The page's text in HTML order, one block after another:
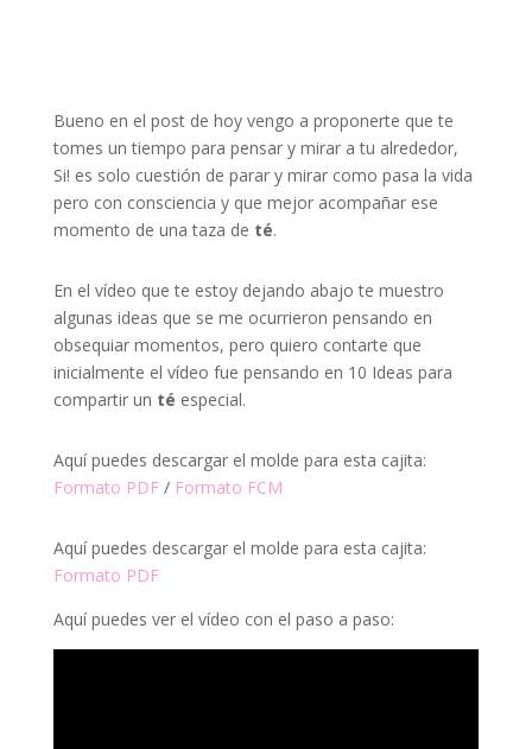
Bueno en el post de hoy vengo a proponerte que te
tomes un tiempo para pensar y mirar a tu alrededor,
Si! es solo cuestión de parar y mirar como pasa la vida
pero con consciencia y que mejor acompañar ese
momento de una taza de té.
En el vídeo que te estoy dejando abajo te muestro
algunas ideas que se me ocurrieron pensando en
obsequiar momentos, pero quiero contarte que
inicialmente el vídeo fue pensando en 10 Ideas para
compartir un té especial.
Aquí puedes descargar el molde para esta cajita:
Formato PDF/ Formato FCM
Aquí puedes descargar el molde para esta cajita:
Formato PDF
Aquí puedes ver el vídeo con el paso a paso: